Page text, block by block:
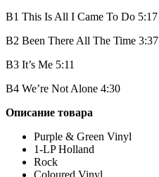
B1 This Is All I Came To Do 5:17
B2 Been There All The Time 3:37
B3 It’s Me 5:11
B4 We’re Not Alone 4:30
Описание товара
Purple & Green Vinyl
1-LP Holland
Rock